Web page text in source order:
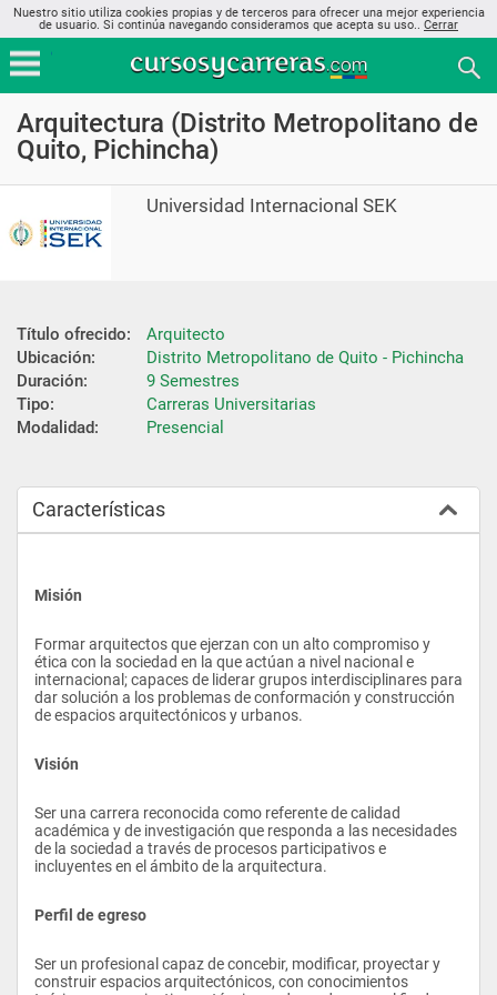
Nuestro sitio utiliza cookies propias y de terceros para ofrecer una mejor experiencia
de usuario. Si continúa navegando consideramos que acepta su uso.. Cerrar
Arquitectura (Distrito Metropolitano de
Quito, Pichincha)
Universidad Internacional SEK
Título ofrecido:
Arquitecto
Ubicación:
Distrito Metropolitano de Quito - Pichincha
Duración:
9 Semestres
Tipo:
Carreras Universitarias
Modalidad:
Presencial
Características
Misión
Formar arquitectos que ejerzan con un alto compromiso y
ética con la sociedad en la que actúan a nivel nacional e
internacional; capaces de liderar grupos interdisciplinares para
dar solución a los problemas de conformación y construcción
de espacios arquitectónicos y urbanos.
Visión
Ser una carrera reconocida como referente de calidad
académica y de investigación que responda a las necesidades
de la sociedad a través de procesos participativos e
incluyentes en el ámbito de la arquitectura.
Perfil de egreso
Ser un profesional capaz de concebir, modificar, proyectar y
construir espacios arquitectónicos, con conocimientos